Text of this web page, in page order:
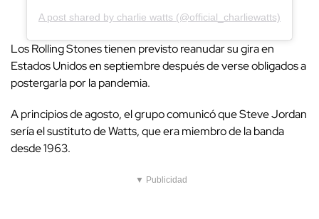
A post shared by charlie watts (@official_charliewatts)
Los Rolling Stones tienen previsto reanudar su gira en
Estados Unidos en septiembre después de verse obligados a
postergarla por la pandemia.
A principios de agosto, el grupo comunicó que Steve Jordan
sería el sustituto de Watts, que era miembro de la banda
desde 1963.
▼ Publicidad